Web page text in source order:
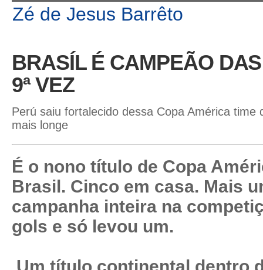
Zé de Jesus Barrêto
BRASÍL É CAMPEÃO
9ª VEZ
Perú saiu fortalecido dessa Copa América
mais longe
É o nono título de Copa
Brasil. Cinco em casa. Mais
campanha inteira na
gols e só levou um.